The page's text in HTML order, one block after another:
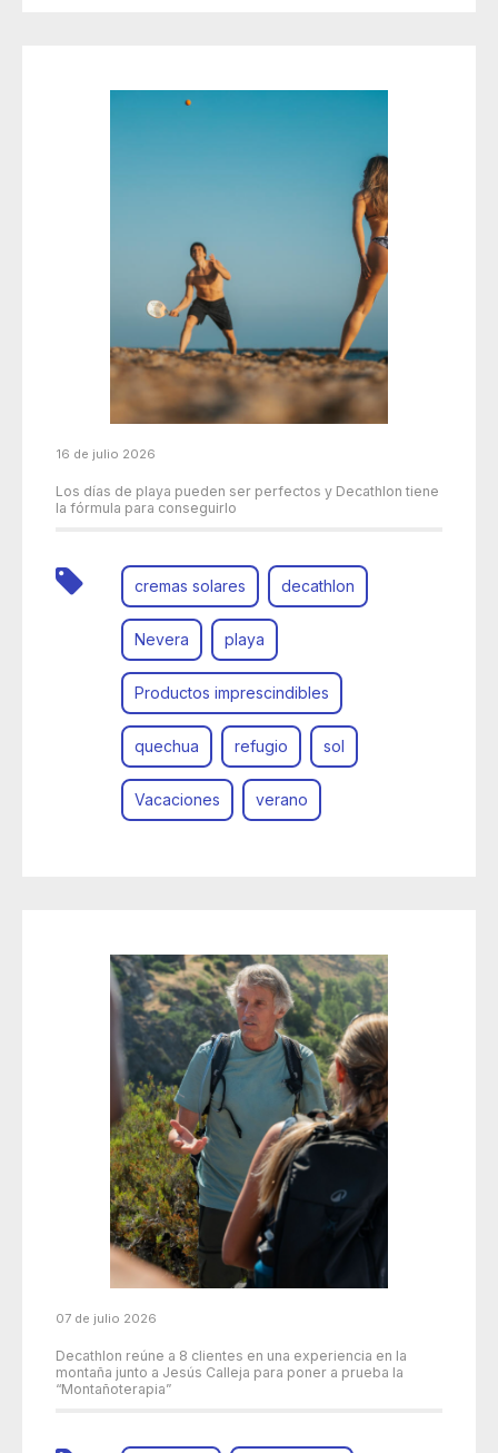
16 de julio 2026
Los días de playa pueden ser perfectos y Decathlon tiene
la fórmula para conseguirlo
cremas solares decathlon
Nevera playa
Productos imprescindibles
quechua refugio sol
Vacaciones verano
07 de julio 2026
Decathlon reúne a 8 clientes en una experiencia en la
montaña junto a Jesús Calleja para poner a prueba la
“Montañoterapia”